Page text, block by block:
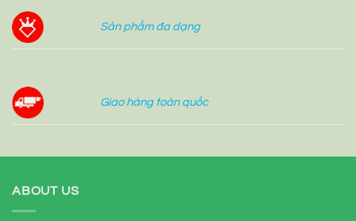
Sản phẩm đa dạng
Giao hàng toàn quốc
ABOUT US